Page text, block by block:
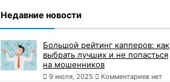
Недавние новости
Большой рейтинг капперов: как
выбрать лучших и не попасться
на мошенников
9 июля, 2025 Комментариев нет